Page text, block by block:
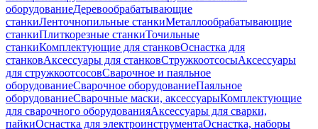
оборудованиеДеревообрабатывающие
станкиЛенточнопильные станкиМеталлообрабатывающие
станкиПлиткорезные станкиТочильные
станкиКомплектующие для станковОснастка для
станковАксессуары для станковСтружкоотсосыАксессуары
для стружкоотсосовСварочное и паяльное
оборудованиеСварочное оборудованиеПаяльное
оборудованиеСварочные маски, аксессуарыКомплектующие
для сварочного оборудованияАксессуары для сварки,
пайкиОснастка для электроинструментаОснастка, наборы